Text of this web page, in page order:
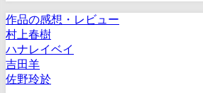
作品の感想・レビュー
村上春樹
ハナレイベイ
吉田羊
佐野玲於